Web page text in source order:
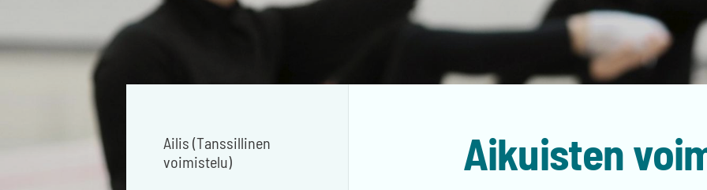
Ailis (Tanssillinen
voimistelu)
Aikuisten